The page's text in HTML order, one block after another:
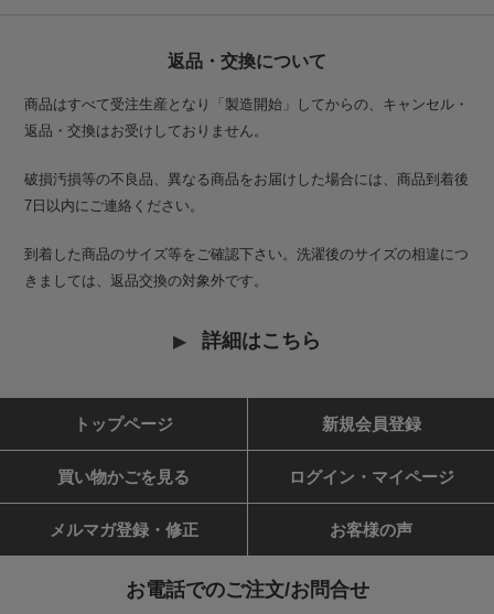
返品・交換について
商品はすべて受注生産となり「製造開始」してからの、キャンセル・
返品・交換はお受けしておりません。
破損汚損等の不良品、異なる商品をお届けした場合には、商品到着後
7日以内にご連絡ください。
到着した商品のサイズ等をご確認下さい。洗濯後のサイズの相違につ
きましては、返品交換の対象外です。
詳細はこちら
トップページ 新規会員登録
買い物かごを見る ログイン・マイページ
メルマガ登録・修正 お客様の声
お電話でのご注文/お問合せ